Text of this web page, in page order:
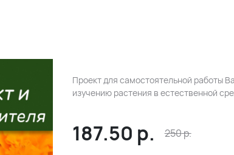
Проект для самостоятельной работы
изучению растения в естественной
187.50 р. 250р.